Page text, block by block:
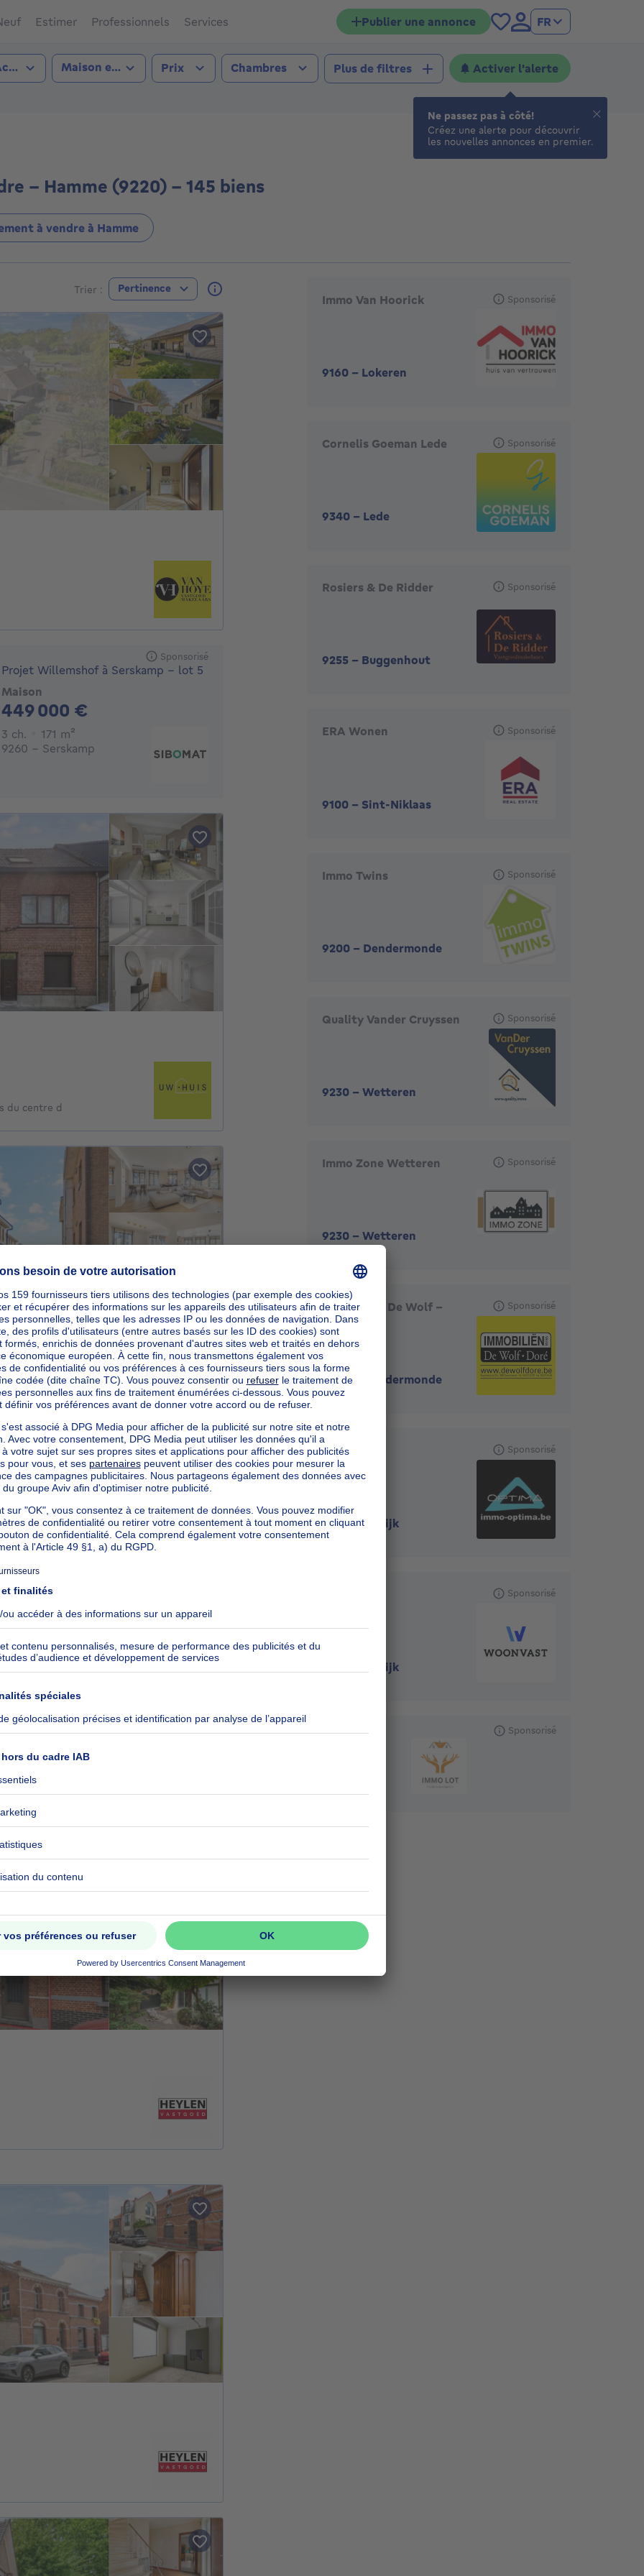
Estimer Professionnels Services Publier une annonce FR
(9220))
de transaction
Type de bien
Maison et appartement
Prix Chambres Plus de filtres Activer l'alerte
- Hamme (9220) - 145 biens
à vendre à Hamme
Trier : Pertinence
Sponsorisé
Projet Willemshof à Serskamp - lot 5
Maison
449 000 €
3 ch. 3 chambres
171 m²
9260 - Serskamp
du centre d
Agences en vedette
Immo Van Hoorick
9160 - Lokeren
Sponsorisé
Cornelis Goeman Lede
9340 - Lede
Sponsorisé
Rosiers & De Ridder
9255 - Buggenhout
Sponsorisé
ERA Wonen
9100 - Sint-Niklaas
Sponsorisé
Immo Twins
9200 - Dendermonde
Sponsorisé
Quality Vander Cruyssen
9230 - Wetteren
Sponsorisé
Immo Zone Wetteren
9230 - Wetteren
Sponsorisé
Immobiliën De Wolf -
Doré
9200 Dendermonde
Sponsorisé
Optima
1745 -Opwijk
Sponsorisé
Opwijk
Sponsorisé
Sponsorisé
Ne passez pas à côté!
Créez une alerte pour découvrir
les nouvelles annonces en premier.